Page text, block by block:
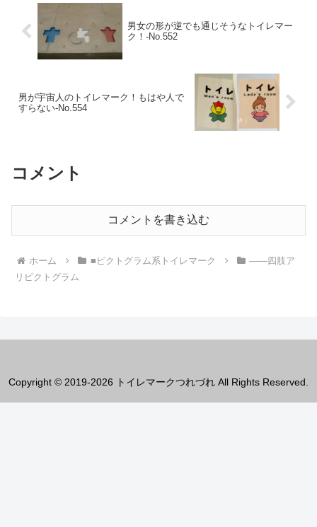
男女の形が逆でも通じそうなトイレマー
ク！‐No.552
男が宇宙人のトイレマーク！もはや人で
すらない‐No.554
コメント
コメントを書き込む
ホーム ■ピクトグラム系トイレマーク
――四肢ア
リピクトグラム
Copyright © 2019-2026 トイレマークつれづれ All Rights Reserved.